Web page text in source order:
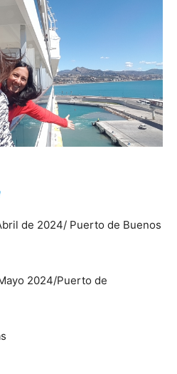
de 2024/ Puerto de Buenos
2024/Puerto de